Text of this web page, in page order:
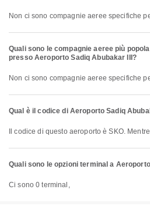
Non ci sono compagnie aeree specifiche
Quali sono le compagnie aeree più
presso Aeroporto Sadiq Abubakar III?
Non ci sono compagnie aeree specifiche
Qual è il codice di Aeroporto Sadiq
Il codice di questo aeroporto è SKO.
Quali sono le opzioni terminal a
Ci sono 0 terminal,